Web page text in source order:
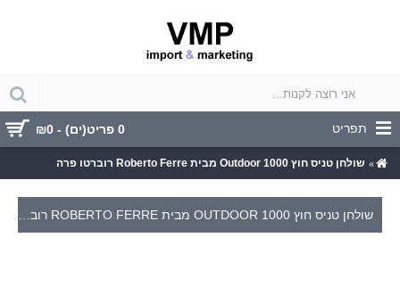
0 פריט(ים) - ₪0 תפריט
שולחן טניס חוץ Outdoor 1000 מבית Roberto Ferre רוברטו פרה